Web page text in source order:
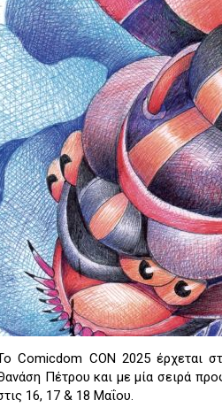
Comicdom CON 2025 έρχεται
Πέτρου και με μία σειρά
16, 17 & 18 Μαΐου.